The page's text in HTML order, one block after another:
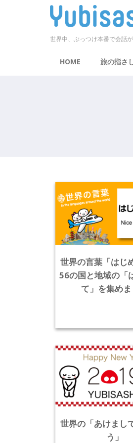
世界中、ぶっつけ本番で会話
HOME 旅の指さ
世界の言葉「はじ
56の国と地域の「
て」を集め
世界の「あけまし
う」